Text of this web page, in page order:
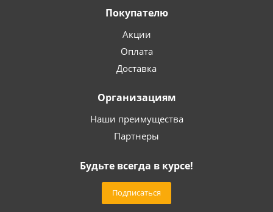
Покупателю
Акции
Оплата
Доставка
Организациям
Наши преимущества
Партнеры
Будьте всегда в курсе!
Подписаться